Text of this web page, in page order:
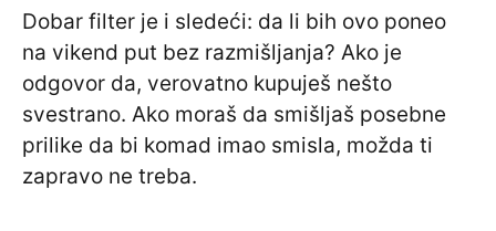
Dobar filter je i sledeći: da li bih ovo poneo
na vikend put bez razmišljanja? Ako je
odgovor da, verovatno kupuješ nešto
svestrano. Ako moraš da smišljaš posebne
prilike da bi komad imao smisla, možda ti
zapravo ne treba.